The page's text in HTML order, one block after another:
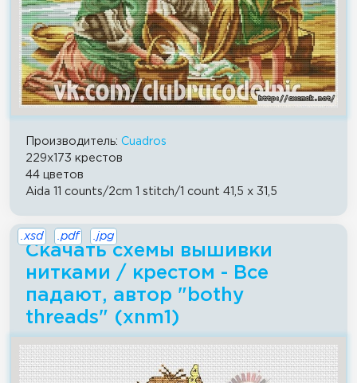
Производитель: Cuadros
229x173 крестов
44 цветов
Aida 11 counts/2cm 1 stitch/1 count 41,5 x 31,5
Скачать схемы вышивки
нитками / крестом - Все
падают, автор "bothy
threads" (xnm1)
.xsd .pdf .jpg